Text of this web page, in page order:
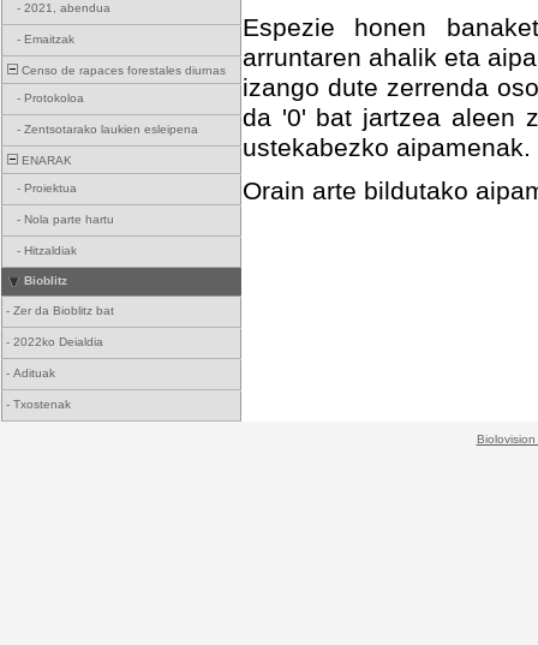
- 2021, abendua
- Emaitzak
Censo de rapaces forestales diurnas
- Protokoloa
- Zentsotarako laukien esleipena
ENARAK
- Proiektua
- Nola parte hartu
- Hitzaldiak
Bioblitz
- Zer da Bioblitz bat
- 2022ko Deialdia
- Adituak
- Txostenak
Espezie honen
arruntaren ahalik eta
izango dute zerrenda
da '0' bat jartzea aleen
ustekabezko aipamenak.
Orain arte bildutako
Biolovision